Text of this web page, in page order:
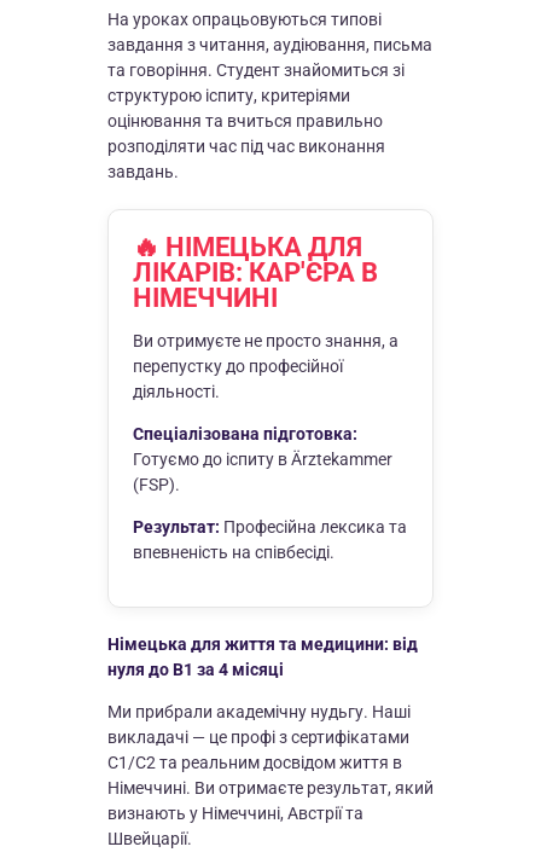
На уроках опрацьовуються типові
завдання з читання, аудіювання, письма
та говоріння. Студент знайомиться зі
структурою іспиту, критеріями
оцінювання та вчиться правильно
розподіляти час під час виконання
завдань.
🔥 НІМЕЦЬКА ДЛЯ
ЛІКАРІВ: КАР'ЄРА В
НІМЕЧЧИНІ
Ви отримуєте не просто знання, а
перепустку до професійної
діяльності.
Спеціалізована підготовка:
Готуємо до іспиту в Ärztekammer
(FSP).
Результат: Професійна лексика та
впевненість на співбесіді.
Німецька для життя та медицини: від
нуля до B1 за 4 місяці
Ми прибрали академічну нудьгу. Наші
викладачі — це профі з сертифікатами
C1/C2 та реальним досвідом життя в
Німеччині. Ви отримаєте результат, який
визнають у Німеччині, Австрії та
Швейцарії.